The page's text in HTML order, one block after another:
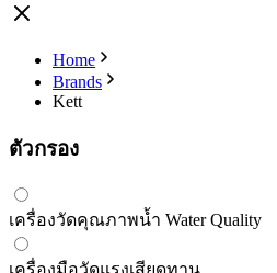
Home
Brands
Kett
ตัวกรอง
เครื่องวัดคุณภาพน้ำ Water Quality